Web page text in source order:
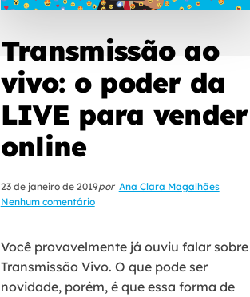
Transmissão ao
vivo: o poder da
LIVE para vender
online
23 de janeiro de 2019por Ana Clara Magalhães
Nenhum comentário
Você provavelmente já ouviu falar sobre
Transmissão Vivo. O que pode ser
novidade, porém, é que essa forma de